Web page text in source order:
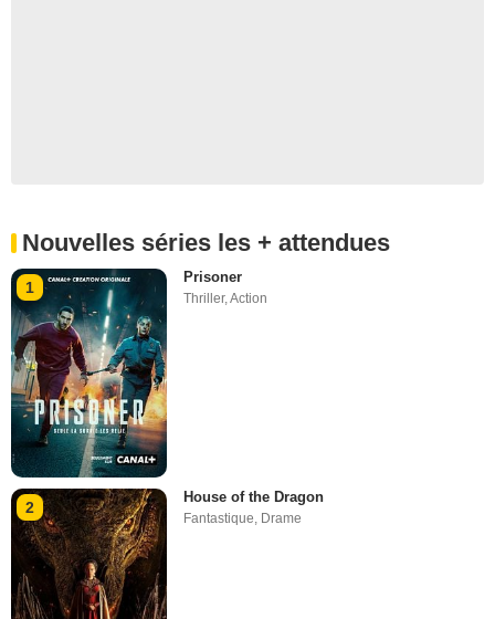
Nouvelles séries les + attendues
1
Prisoner
Thriller,Action
2
House of the Dragon
Fantastique Drame